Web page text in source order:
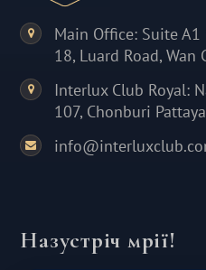
Main Office: Suite
18, Luard Road, Wan
Interlux Club Royal:
107, Chonburi
Назустріч мрії!